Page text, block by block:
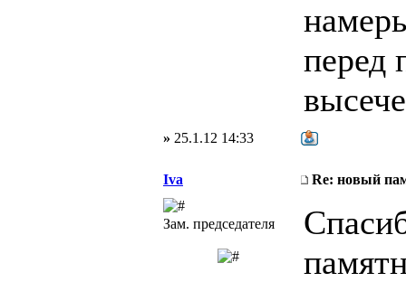
перед
» 25.1.12 14:33
Iva Re: новый
Зам. председателя